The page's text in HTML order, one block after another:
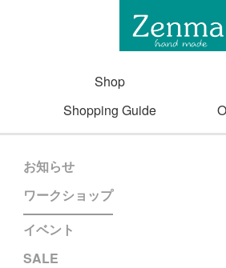
Shop
Shopping Guide
お知らせ
ワークショップ
イベント
SALE